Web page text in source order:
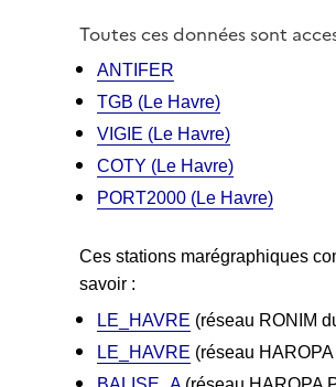
Toutes ces données sont
ANTIFER
TGB (Le Havre)
VIGIE (Le Havre)
COTY (Le Havre)
PORT2000 (Le Havre)
Ces stations marégraphiques
savoir :
LE_HAVRE (réseau RONIM
LE_HAVRE (réseau